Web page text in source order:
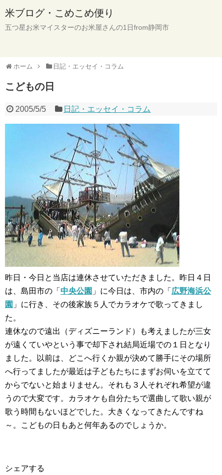
米ブログ・こめこめ便り
五つ星お米マイスターのお米屋さんの1日from静岡市
ホーム 日記・エッセイ・コラム
こどもの日
2005/5/5 日記・エッセイ・コラム
昨日・今日と当店は連休させていただきました。昨日４日
は、島田市の「 中央公園 」に今日は、市内の「 広野海浜公
園 」に行き、その後家族５人でカラオケで歌ってきまし
た。
連休なので遠出（ディズニーランド）も考えましたが三女
が遠くていやという事で却下され結局近場での１日となり
ました。以前は、どこへ行くか親が決めて勝手にその場所
へ行ってましたが最近は子どもたちにまずお伺いを立てて
からでないと始まりません。それも３人それぞれ希望が違
うので大変です。カラオケも自分たちで選曲して歌い親が
歌う時間もないほどでした。大きくなってきたんですね
～。こどもの日もあと何年あるのでしょうか。
シェアする